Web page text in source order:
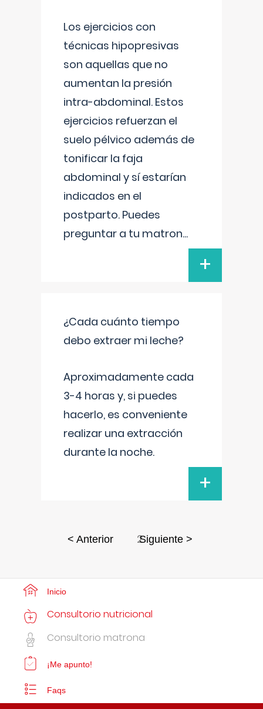
Los ejercicios con
técnicas hipopresivas
son aquellas que no
aumentan la presión
intra-abdominal. Estos
ejercicios refuerzan el
suelo pélvico además de
tonificar la faja
abdominal y sí estarían
indicados en el
postparto. Puedes
preguntar a tu matron...
+
¿Cada cuánto tiempo
debo extraer mi leche?
Aproximadamente cada
3-4 horas y, si puedes
hacerlo, es conveniente
realizar una extracción
durante la noche.
+
< Anterior 2Siguiente >
Inicio
Consultorio nutricional
Consultorio matrona
¡Me apunto!
Faqs